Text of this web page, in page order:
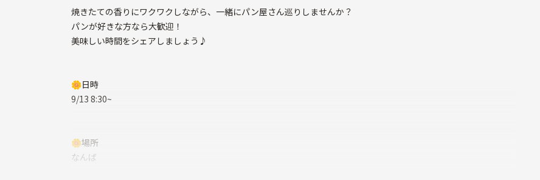
焼きたての香りにワクワクしながら、一緒にパン屋さん巡りしませんか？
パンが好きな方なら大歓迎！
美味しい時間をシェアしましょう♪
🌼日時
9/13 8:30~
🌼場所
なんば